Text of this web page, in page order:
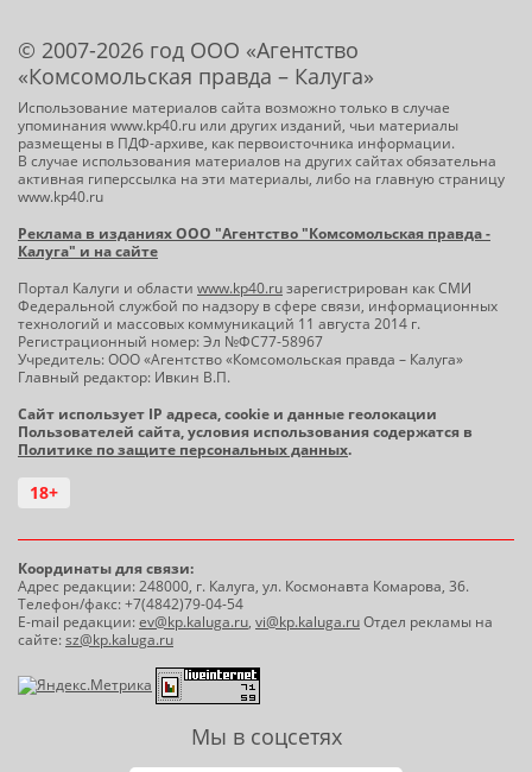
© 2007-2026 год ООО «Агентство
«Комсомольская правда – Калуга»
Использование материалов сайта возможно только в случае
упоминания www.kp40.ru или других изданий, чьи материалы
размещены в ПДФ-архиве, как первоисточника информации.
В случае использования материалов на других сайтах обязательна
активная гиперссылка на эти материалы, либо на главную страницу
www.kp40.ru
Реклама в изданиях ООО "Агентство "Комсомольская правда -
Калуга" и на сайте
Портал Калуги и области www.kp40.ruзарегистрирован как СМИ
Федеральной службой по надзору в сфере связи, информационных
технологий и массовых коммуникаций 11 августа 2014 г.
Регистрационный номер: Эл №ФС77-58967
Учредитель: ООО «Агентство «Комсомольская правда – Калуга»
Главный редактор: Ивкин В.П.
Сайт использует IP адреса, cookie и данные геолокации
Пользователей сайта, условия использования содержатся в
Политике по защите персональных данных.
18+
Координаты для связи:
Адрес редакции: 248000, г. Калуга, ул. Космонавта Комарова, 36.
Телефон/факс: +7(4842)79-04-54
E-mail редакции:ev@kp.kaluga.ru, vi@kp.kaluga.ruОтдел рекламы на
сайте:sz@kp.kaluga.ru
Мы в соцсетях